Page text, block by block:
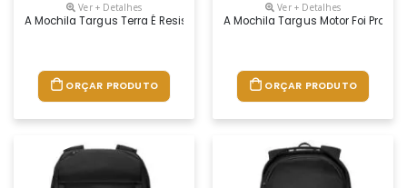
Ver + Detalhes
A Mochila Targus Terra É Resistente E Possui Vários Bolsos E
ORÇAR PRODUTO
Ver + Detalhes
A Mochila Targus Motor Foi
ORÇAR PRODUTO